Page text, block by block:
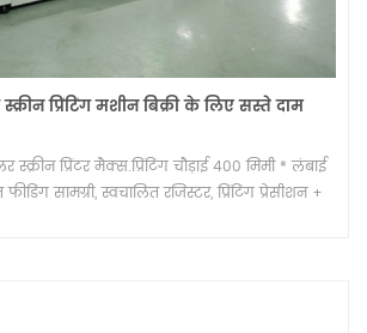
प्रिंटिंग मशीन बिक्री के लिए सस्ते दाम
प्रिंटर मैक्स.प्रिंटिंग चौड़ाई 400 मिमी * लंबाई
सामग्री, स्वचालित रजिस्टर, प्रिंटिंग प्रेसीशन +